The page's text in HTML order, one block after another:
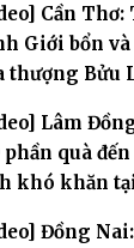
Cần
Giới bổn
thượng Bửu
Lâm
phần quà
khó khăn
Đồng